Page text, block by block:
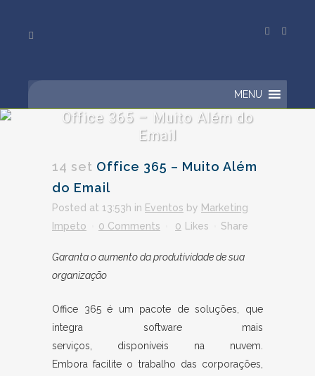
MENU
Office 365 – Muito Além do
Email
14 set Office 365 – Muito Além
do Email
Posted at 13:53h in Eventos by Marketing
Impeto
0 Comments 0 Likes Share
Garanta o aumento da produtividade de sua
organização
Office 365 é um pacote de soluções, que
integra software mais
serviços, disponíveis na nuvem.
Embora facilite o trabalho das corporações,